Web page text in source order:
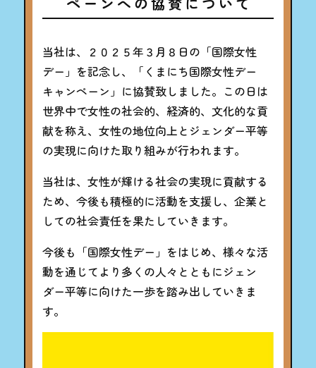
当社は、２０２５年３月８日の「国際女性
デー」を記念し、「くまにち国際女性デー
キャンペーン」に協賛致しました。この日は
世界中で女性の社会的、経済的、文化的な貢
献を称え、女性の地位向上とジェンダー平等
の実現に向けた取り組みが行われます。
当社は、女性が輝ける社会の実現に貢献する
ため、今後も積極的に活動を支援し、企業と
しての社会責任を果たしていきます。
今後も「国際女性デー」をはじめ、様々な活
動を通じてより多くの人々とともにジェン
ダー平等に向けた一歩を踏み出していきま
す。